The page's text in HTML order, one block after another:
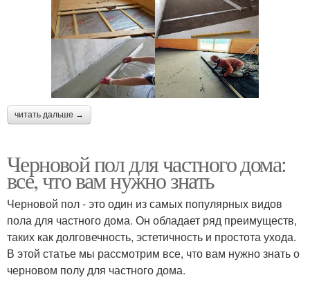
читать дальше →
Черновой пол для частного дома:
все, что вам нужно знать
Черновой пол - это один из самых популярных видов
пола для частного дома. Он обладает ряд преимуществ,
таких как долговечность, эстетичность и простота ухода.
В этой статье мы рассмотрим все, что вам нужно знать о
черновом полу для частного дома.